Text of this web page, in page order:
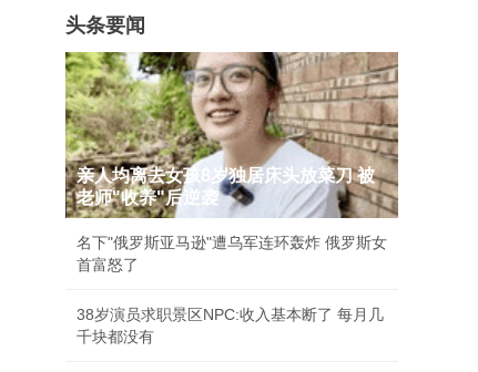
头条要闻
亲人均离去女孩8岁独居床头放菜刀 被
老师"收养"后逆袭
名下"俄罗斯亚马逊"遭乌军连环轰炸 俄罗斯女
首富怒了
38岁演员求职景区NPC:收入基本断了 每月几
千块都没有